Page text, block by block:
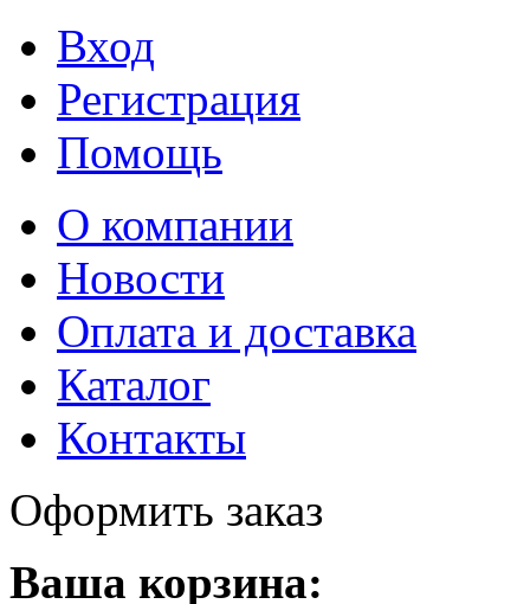
Вход
Регистрация
Помощь
О компании
Новости
Оплата и доставка
Каталог
Контакты
Оформить заказ
Ваша корзина: